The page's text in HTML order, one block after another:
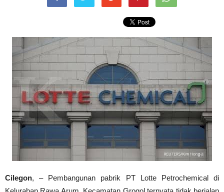
Cilegon, – Pembangunan pabrik PT Lotte Petrochemical di